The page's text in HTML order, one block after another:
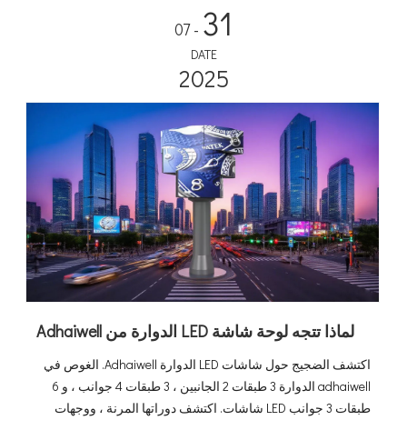
31
- 07
DATE
2025
لماذا تتجه لوحة شاشة LED الدوارة من Adhaiwell
اكتشف الضجيج حول شاشات LED الدوارة Adhaiwell. الغوص في
adhaiwell الدوارة 3 طبقات 2 الجانبين ، 3 طبقات 4 جوانب ، و 6
طبقات 3 جوانب LED شاشات. اكتشف دوراتها المرنة ، ووجهات